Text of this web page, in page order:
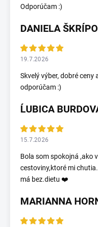
Odporúčam :)
DANIELA
19.7.2026
Skvelý výber, dobré
odporúčam :)
ĹUBICA
15.7.2026
Bola som spokojná ,ako
cestoviny,ktoré mi
má bez.dietu ❤️
MARIANNA